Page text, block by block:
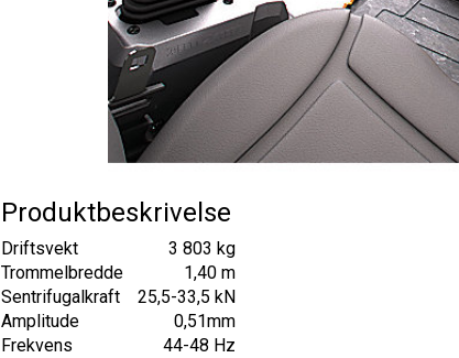
Produktbeskrivelse
Driftsvekt
3 803 kg
Trommelbredde
1,40 m
Sentrifugalkraft
25,5-33,5 kN
Amplitude
0,51mm
Frekvens
44-48 Hz